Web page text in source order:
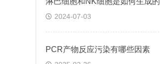
2024-07-03
PCR产物反应污染有哪些因素